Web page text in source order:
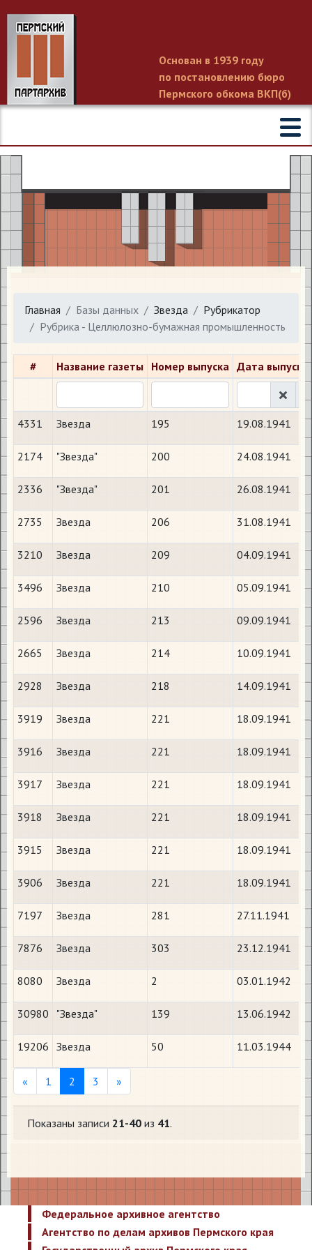
Основан в 1939 году
по постановлению бюро
Пермского обкома ВКП(б)
Главная Базы данных Звезда
Рубрикатор
Рубрика - Целлюлозно-бумажная промышленность
# Название газеты Номер выпуска Дата выпуска
4331 Звезда 195 19.08.1941
2174 "Звезда" 200 24.08.1941
2336 "Звезда" 201 26.08.1941
2735 Звезда 206 31.08.1941
3210 Звезда 209 04.09.1941
3496 Звезда 210 05.09.1941
2596 Звезда 213 09.09.1941
2665 Звезда 214 10.09.1941
2928 Звезда 218 14.09.1941
3919 Звезда 221 18.09.1941
3916 Звезда 221 18.09.1941
3917 Звезда 221 18.09.1941
3918 Звезда 221 18.09.1941
3915 Звезда 221 18.09.1941
3906 Звезда 221 18.09.1941
7197 Звезда 281 27.11.1941
7876 Звезда 303 23.12.1941
8080 Звезда 2 03.01.1942
30980 "Звезда" 139 13.06.1942
19206 Звезда 50 11.03.1944
« Previous
1 2 3 »
Показаны записи 21-40 из 41.
Федеральное архивное агентство
Агентство по делам архивов Пермского края